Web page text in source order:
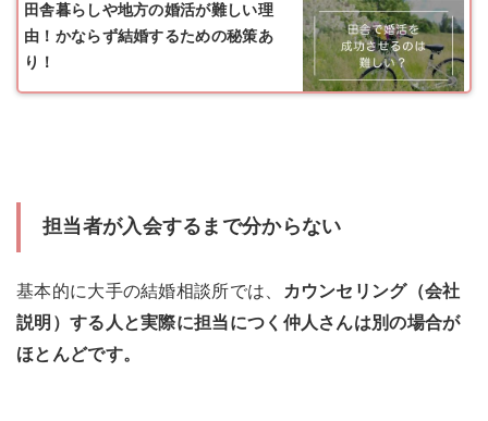
田舎暮らしや地方の婚活が難しい理
由！かならず結婚するための秘策あ
り！
担当者が入会するまで分からない
基本的に大手の結婚相談所では、
カウンセリング（会社
説明）する人と実際に担当につく仲人さんは別の場合が
ほとんどです。